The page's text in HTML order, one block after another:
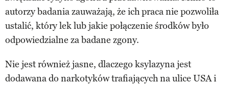
autorzy badania zauważają, że ich praca nie pozwoliła
ustalić, który lek lub jakie połączenie środków było
odpowiedzialne za badane zgony.
Nie jest również jasne, dlaczego ksylazyna jest
dodawana do narkotyków trafiających na ulice USA i